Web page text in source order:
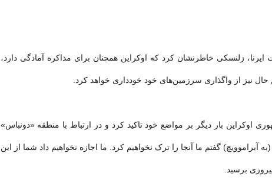
ایرنا، زلنسکی خاطرنشان کرد که اوکراین همچنان برای مذاکره آمادگی دارد،
حال نیز از واگذاری سرزمین‌های خود خودداری خواهد کرد.
اوکراین بار دیگر بر مواضع خود تاکید کرد و در ارتباط با منطقه «دونباس»
آبراموویچ) گفتم ما آنجا را ترک نخواهیم کرد. ما اجازه نخواهیم داد شما از این
برسید.